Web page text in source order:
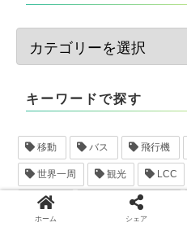
キーワードで探す
移動 バス 飛行機
世界一周 観光 LCC
ハワイ クレジットカード
ホーム シェア